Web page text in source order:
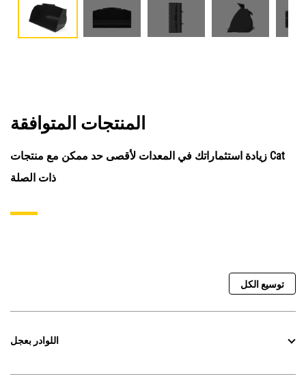
المنتجات المتوافقة
زيادة استثماراتك في المعدات لأقصى حد ممكن مع منتجات Cat
ذات الصلة
توسيع الكل
اللوادر بعجل